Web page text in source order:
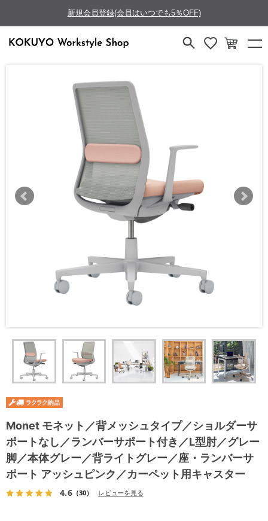
新規会員登録(会員はいつでも5％OFF)
Monet モネット／背メッシュタイプ／ショルダーサ
ポートなし／ランバーサポート付き／L型肘／グレー
脚／本体グレー／背ライトグレー／座・ランバーサ
ポート アッシュピンク／カーペット用キャスター
4.6（30） レビューを見る